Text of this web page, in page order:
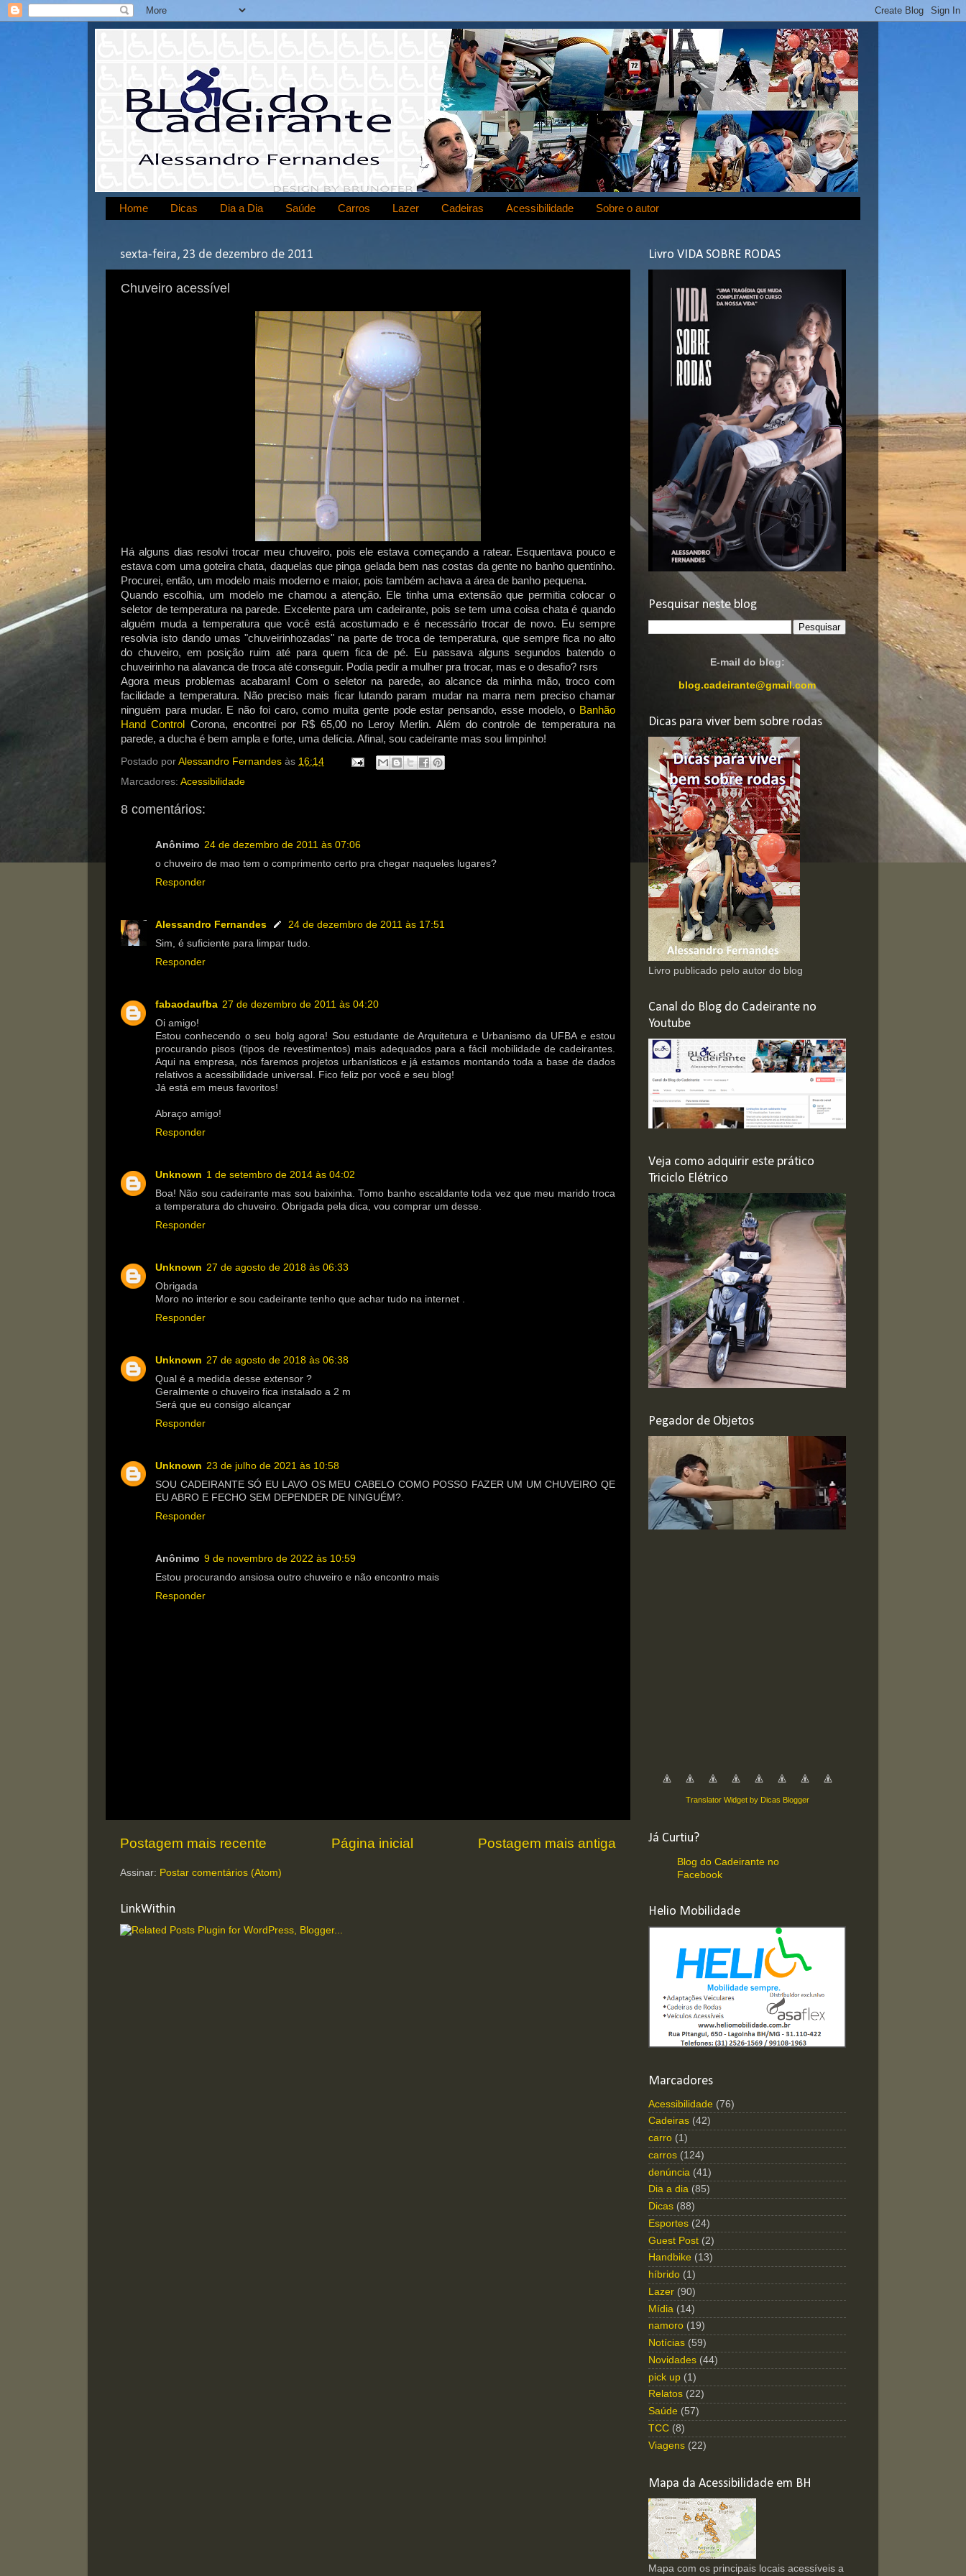
Home Dicas Dia a Dia Saúde Carros Lazer Cadeiras Acessibilidade Sobre o autor
sexta-feira, 23 de dezembro de 2011
Chuveiro acessível
Há alguns dias resolvi trocar meu chuveiro, pois ele estava começando a ratear. Esquentava pouco e
estava com uma goteira chata, daquelas que pinga gelada bem nas costas da gente no banho quentinho.
Procurei, então, um modelo mais moderno e maior, pois também achava a área de banho pequena.
Quando escolhia, um modelo me chamou a atenção. Ele tinha uma extensão que permitia colocar o
seletor de temperatura na parede. Excelente para um cadeirante, pois se tem uma coisa chata é quando
alguém muda a temperatura que você está acostumado e é necessário trocar de novo. Eu sempre
resolvia isto dando umas "chuveirinhozadas" na parte de troca de temperatura, que sempre fica no alto
do chuveiro, em posição ruim até para quem fica de pé. Eu passava alguns segundos batendo o
chuveirinho na alavanca de troca até conseguir. Podia pedir a mulher pra trocar, mas e o desafio? rsrs
Agora meus problemas acabaram! Com o seletor na parede, ao alcance da minha mão, troco com
facilidade a temperatura. Não preciso mais ficar lutando param mudar na marra nem preciso chamar
ninguém para mudar. E não foi caro, como muita gente pode estar pensando, esse modelo, o Banhão
Hand Control Corona, encontrei por R$ 65,00 no Leroy Merlin. Além do controle de temperatura na
parede, a ducha é bem ampla e forte, uma delícia. Afinal, sou cadeirante mas sou limpinho!
Postado por Alessandro Fernandes às 16:14
Marcadores: Acessibilidade
8 comentários:
Anônimo 24 de dezembro de 2011 às 07:06
o chuveiro de mao tem o comprimento certo pra chegar naqueles lugares?
Responder
Alessandro Fernandes
24 de dezembro de 2011 às 17:51
Sim, é suficiente para limpar tudo.
Responder
fabaodaufba 27 de dezembro de 2011 às 04:20
Oi amigo!
Estou conhecendo o seu bolg agora! Sou estudante de Arquitetura e Urbanismo da UFBA e estou
procurando pisos (tipos de revestimentos) mais adequados para a fácil mobilidade de cadeirantes.
Aqui na empresa, nós faremos projetos urbanísticos e já estamos montando toda a base de dados
relativos a acessibilidade universal. Fico feliz por você e seu blog!
Já está em meus favoritos!
Abraço amigo!
Responder
Unknown 1 de setembro de 2014 às 04:02
Boa! Não sou cadeirante mas sou baixinha. Tomo banho escaldante toda vez que meu marido troca
a temperatura do chuveiro. Obrigada pela dica, vou comprar um desse.
Responder
Unknown 27 de agosto de 2018 às 06:33
Obrigada
Moro no interior e sou cadeirante tenho que achar tudo na internet .
Responder
Unknown 27 de agosto de 2018 às 06:38
Qual é a medida desse extensor ?
Geralmente o chuveiro fica instalado a 2 m
Será que eu consigo alcançar
Responder
Unknown 23 de julho de 2021 às 10:58
SOU CADEIRANTE SÓ EU LAVO OS MEU CABELO COMO POSSO FAZER UM UM CHUVEIRO QE
EU ABRO E FECHO SEM DEPENDER DE NINGUÉM?.
Responder
Anônimo 9 de novembro de 2022 às 10:59
Estou procurando ansiosa outro chuveiro e não encontro mais
Responder
Postagem mais recente Postagem mais antiga
Página inicial
Assinar: Postar comentários (Atom)
LinkWithin
Livro VIDA SOBRE RODAS
Pesquisar neste blog
E-mail do blog:
blog.cadeirante@gmail.com
Dicas para viver bem sobre rodas
Livro publicado pelo autor do blog
Canal do Blog do Cadeirante no
Youtube
Veja como adquirir este prático
Triciclo Elétrico
Pegador de Objetos
Translator Widget by Dicas Blogger
Já Curtiu?
Blog do Cadeirante no
Facebook
Helio Mobilidade
Marcadores
Acessibilidade (76)
Cadeiras (42)
carro (1)
carros (124)
denúncia (41)
Dia a dia (85)
Dicas (88)
Esportes (24)
Guest Post (2)
Handbike (13)
híbrido (1)
Lazer (90)
Mídia (14)
namoro (19)
Notícias (59)
Novidades (44)
pick up (1)
Relatos (22)
Saúde (57)
TCC (8)
Viagens (22)
Mapa da Acessibilidade em BH
Mapa com os principais locais acessíveis a